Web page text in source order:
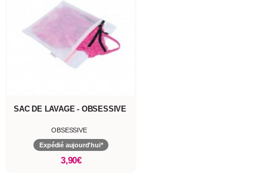
SAC DE LAVAGE - OBSESSIVE
OBSESSIVE
Expédié aujourd'hui*
3,90€